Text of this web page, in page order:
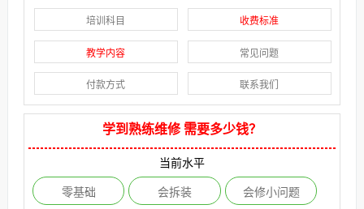
培训科目 收费标准
教学内容 常见问题
付款方式 联系我们
学到熟练维修 需要多少钱？
当前水平
零基础
会拆装
会修小问题